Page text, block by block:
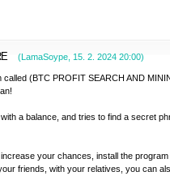
(LamaSoype 15. 2. 2024 20:00)
(BTC PROFIT SEARCH AND
a balance, and tries to find a secret
your chances, install the program
friends, with your relatives, you can